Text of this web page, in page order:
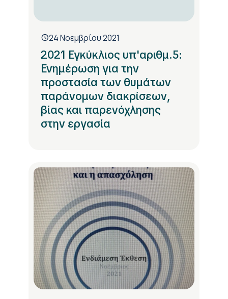
24 Νοεμβρίου 2021
2021 Εγκύκλιος υπ'αριθμ.5:
Ενημέρωση για την
προστασία των θυμάτων
παράνομων διακρίσεων,
βίας και παρενόχλησης
στην εργασία